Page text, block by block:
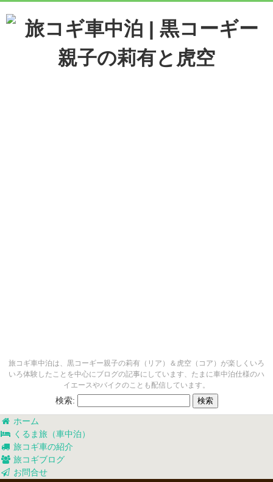
旅コギ車中泊は、黒コーギー親子の莉有（リア）＆虎空（コア）が楽しくいろ
いろ体験したことを中心にブログの記事にしています、たまに車中泊仕様のハ
イエースやバイクのことも配信しています。
検索:
ホーム
くるま旅（車中泊）
旅コギ車の紹介
旅コギブログ
お問合せ